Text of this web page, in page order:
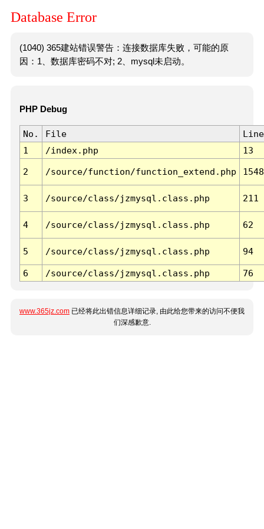
Database Error
(1040) 365建站错误警告：连接数据库失败，可能的原
因：1、数据库密码不对; 2、mysql未启动。
PHP Debug
No. File
Line
1
/index.php 13
2 /source/function/function_extend.php 1548
3 /source/class/jzmysql.class.php 211
4 /source/class/jzmysql.class.php 62
5 /source/class/jzmysql.class.php 94
6 /source/class/jzmysql.class.php 76
www.365jz.com 已经将此出错信息详细记录, 由此给您带来的访问不便我
们深感歉意.